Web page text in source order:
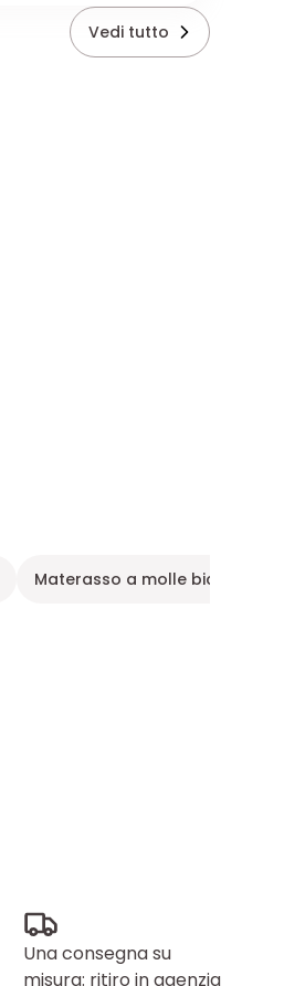
Vedi tutto
Materasso a molle biconiche
Una consegna su
misura: ritiro in agenzia